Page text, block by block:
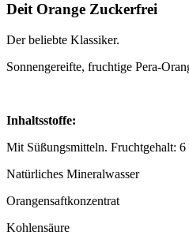
Deit Orange Zuckerfrei
Der beliebte Klassiker.
Sonnengereifte, fruchtige Pera-
Inhaltsstoffe:
Mit Süßungsmitteln. Fruchtgehalt:
Natürliches Mineralwasser
Orangensaftkonzentrat
Kohlensäure